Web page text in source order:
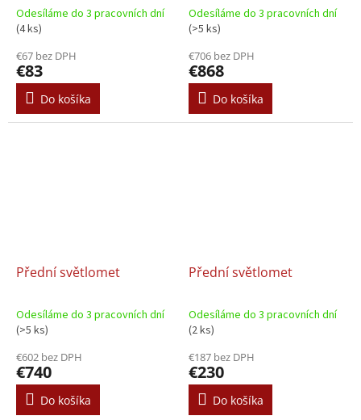
Odesíláme do 3 pracovních dní
(4 ks)
€67 bez DPH
€83
Do košíka
Odesíláme do 3 pracovních dní
(>5 ks)
€706 bez DPH
€868
Do košíka
Přední světlomet
Odesíláme do 3 pracovních dní
(>5 ks)
€602 bez DPH
€740
Do košíka
Přední světlomet
Odesíláme do 3 pracovních dní
(2 ks)
€187 bez DPH
€230
Do košíka